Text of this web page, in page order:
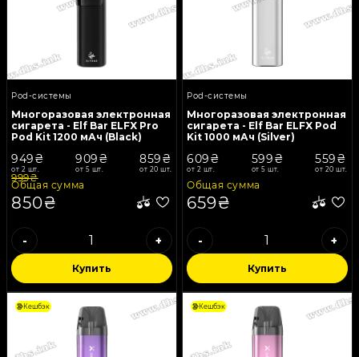
Pod-системы
Многоразовая электронная
сигарета - Elf Bar ELFX Pro
Pod Kit 1200 мАч (Black)
949₴
от 2 шт.
909₴
от 5 шт.
859₴
от 20 шт.
999₴
Общая сумма
850₴
- +
Купить
Pod-системы
Многоразовая электронная
сигарета - Elf Bar ELFX Pod
Kit 1000 мАч (Silver)
609₴
от 2 шт.
599₴
от 5 шт.
559₴
от 20 шт.
Общая сумма
659₴
- +
Купить
Кешбэк Кешбэк